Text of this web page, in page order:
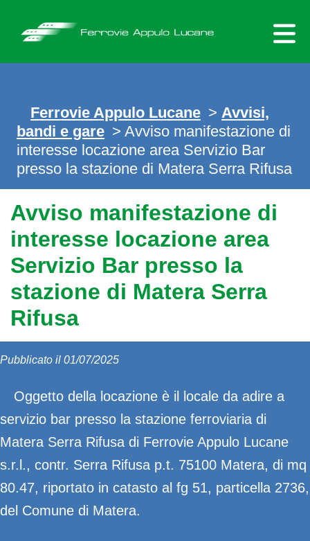
content
Ferrovie Appulo Lucane > Avvisi,
bandi e gare > Avviso manifestazione di
interesse locazione area Servizio Bar
presso la stazione di Matera Serra Rifusa
Avviso manifestazione di
interesse locazione area
Servizio Bar presso la
stazione di Matera Serra
Rifusa
Pubblicato il 01/07/2025
Oggetto della locazione è il locale da adire a
servizio bar presso la stazione ferroviaria di
Matera Serra Rifusa di Ferrovie Appulo Lucane
s.r.l., contr. Serra Rifusa p.t. 75100 Matera, di mq
80.47, riportato in catasto al fg 51, particella 2736,
del Comune di Matera.